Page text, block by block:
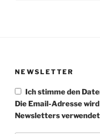
NEWSLETTER
Ich stimme den
Die Email-Adresse
Newsletters